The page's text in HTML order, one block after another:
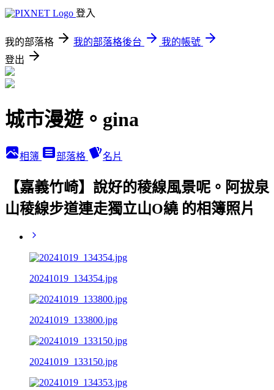
登入
我的部落格 我的部落格後台
我的帳號
登出
城市漫遊。gina
相簿 部落格 名片
【嘉義竹崎】說好的稜線風景呢。阿拔泉
山稜線步道連走獨立山O繞 的相簿照片
20241019_134354.jpg
20241019_133800.jpg
20241019_133150.jpg